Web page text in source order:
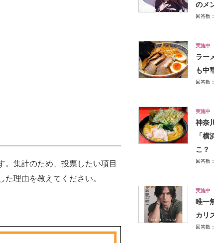
集計のため、投票したい項目
理由を教えてください。
のメ
回答数
実施中
ラー
も中
回答数
実施中
神奈
「
こ？
回答数
実施中
唯一
カリ
回答数